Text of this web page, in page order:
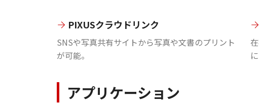
PIXUSクラウドリンク
SNSや写真共有サイトから写真や文書のプリント
が可能。
アプリケーション